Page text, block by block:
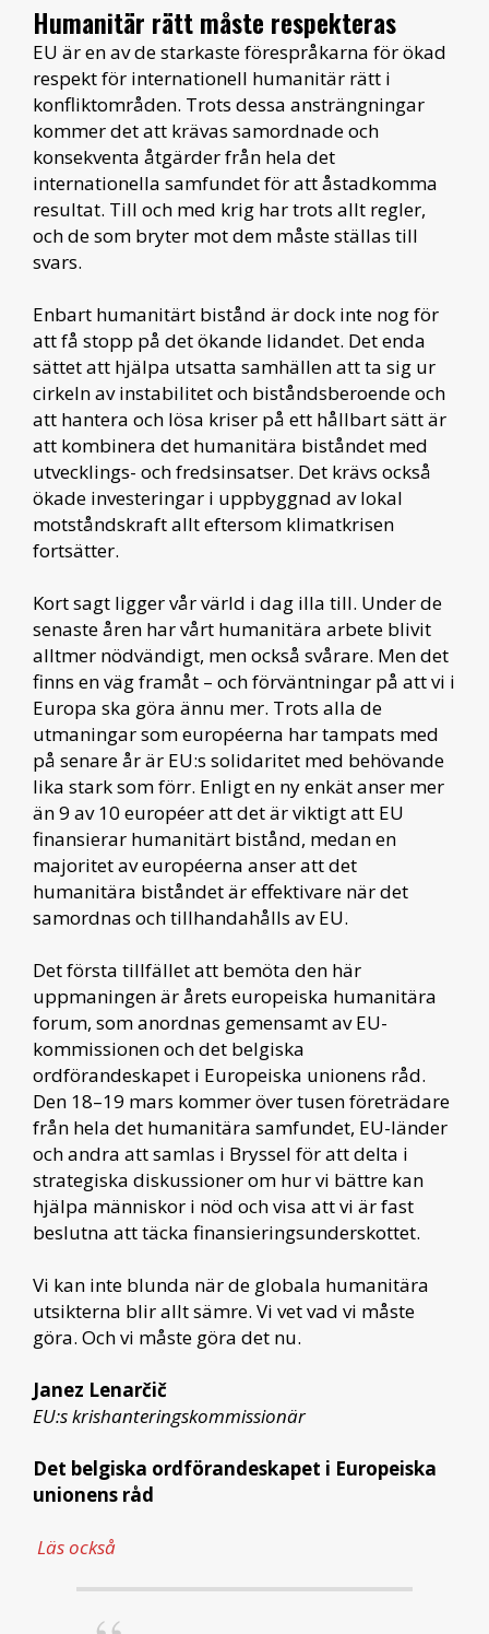
Humanitär rätt måste respekteras
EU är en av de starkaste förespråkarna för ökad
respekt för internationell humanitär rätt i
konfliktområden. Trots dessa ansträngningar
kommer det att krävas samordnade och
konsekventa åtgärder från hela det
internationella samfundet för att åstadkomma
resultat. Till och med krig har trots allt regler,
och de som bryter mot dem måste ställas till
svars.
Enbart humanitärt bistånd är dock inte nog för
att få stopp på det ökande lidandet. Det enda
sättet att hjälpa utsatta samhällen att ta sig ur
cirkeln av instabilitet och biståndsberoende och
att hantera och lösa kriser på ett hållbart sätt är
att kombinera det humanitära biståndet med
utvecklings- och fredsinsatser. Det krävs också
ökade investeringar i uppbyggnad av lokal
motståndskraft allt eftersom klimatkrisen
fortsätter.
Kort sagt ligger vår värld i dag illa till. Under de
senaste åren har vårt humanitära arbete blivit
alltmer nödvändigt, men också svårare. Men det
finns en väg framåt – och förväntningar på att vi i
Europa ska göra ännu mer. Trots alla de
utmaningar som européerna har tampats med
på senare år är EU:s solidaritet med behövande
lika stark som förr. Enligt en ny enkät anser mer
än 9 av 10 européer att det är viktigt att EU
finansierar humanitärt bistånd, medan en
majoritet av européerna anser att det
humanitära biståndet är effektivare när det
samordnas och tillhandahålls av EU.
Det första tillfället att bemöta den här
uppmaningen är årets europeiska humanitära
forum, som anordnas gemensamt av EU-
kommissionen och det belgiska
ordförandeskapet i Europeiska unionens råd.
Den 18–19 mars kommer över tusen företrädare
från hela det humanitära samfundet, EU-länder
och andra att samlas i Bryssel för att delta i
strategiska diskussioner om hur vi bättre kan
hjälpa människor i nöd och visa att vi är fast
beslutna att täcka finansieringsunderskottet.
Vi kan inte blunda när de globala humanitära
utsikterna blir allt sämre. Vi vet vad vi måste
göra. Och vi måste göra det nu.
Janez Lenarčič
EU:s krishanteringskommissionär
Det belgiska ordförandeskapet i Europeiska
unionens råd
Läs också